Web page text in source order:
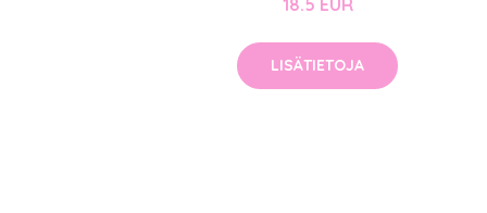
18.5 EUR
LISÄTIETOJA